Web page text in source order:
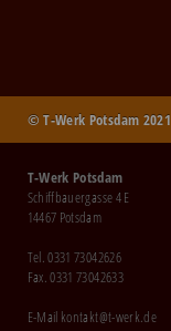
© T-Werk Potsdam 2021
T-Werk Potsdam
Schiffbauergasse 4 E
14467 Potsdam
Tel. 0331 73042626
Fax. 0331 73042633
E-Mail kontakt@t-werk.de